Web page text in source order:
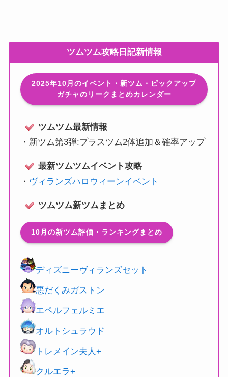
ツムツム攻略日記新情報
2025年10月のイベント・新ツム・ピックアップ
ガチャのリークまとめカレンダー
ツムツム最新情報
・ 新ツム第3弾:プラスツム2体追加＆確率アップ
最新ツムツムイベント攻略
・ ヴィランズハロウィーンイベント
ツムツム新ツムまとめ
10月の新ツム評価・ランキングまとめ
ディズニーヴィランズセット
悪だくみガストン
エペルフェルミエ
オルトシュラウド
トレメイン夫人+
クルエラ+